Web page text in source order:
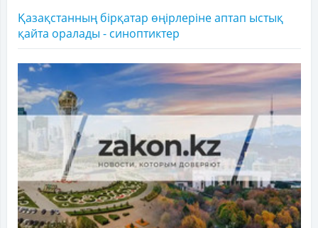
Қазақстанның бірқатар өңірлеріне аптап ыстық
қайта оралады - синоптиктер